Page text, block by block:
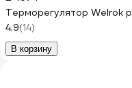
Терморегулятор Welrok
4.9(14)
В корзину